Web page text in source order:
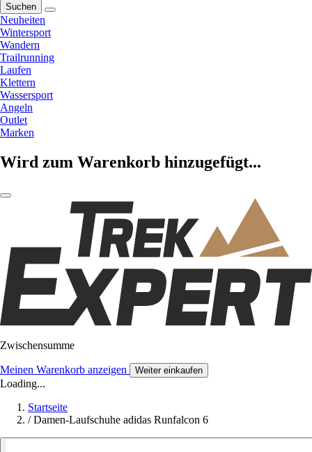
Suchen
Neuheiten
Wintersport
Wandern
Trailrunning
Laufen
Klettern
Wassersport
Angeln
Outlet
Marken
Wird zum Warenkorb hinzugefügt...
Zwischensumme
Meinen Warenkorb anzeigen Weiter einkaufen
Loading...
Startseite
/ Damen-Laufschuhe adidas Runfalcon 6